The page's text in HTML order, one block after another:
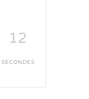
12
SECONDES